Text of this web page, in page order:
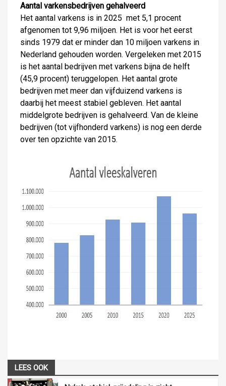
Aantal varkensbedrijven gehalveerd
Het aantal varkens is in 2025 met 5,1 procent
afgenomen tot 9,96 miljoen. Het is voor het eerst
sinds 1979 dat er minder dan 10 miljoen varkens in
Nederland gehouden worden. Vergeleken met 2015
is het aantal bedrijven met varkens bijna de helft
(45,9 procent) teruggelopen. Het aantal grote
bedrijven met meer dan vijfduizend varkens is
daarbij het meest stabiel gebleven. Het aantal
middelgrote bedrijven is gehalveerd. Van de kleine
bedrijven (tot vijfhonderd varkens) is nog een derde
over ten opzichte van 2015.
LEES OOK